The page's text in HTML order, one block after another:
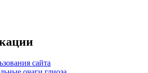
сайта